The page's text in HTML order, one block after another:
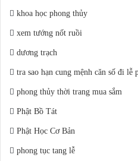
khoa học phong thủy
xem tướng nốt ruồi
dương trạch
tra sao hạn cung mệnh căn số đi lễ
phong thủy thời trang mua sắm
Phật Bồ Tát
Phật Học Cơ Bản
phong tục tang lễ